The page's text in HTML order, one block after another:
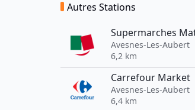
Autres Stations
Supermarches
Avesnes-Les-Aubert
6,2 km
Carrefour Market
Avesnes-Les-Aubert
6,4 km